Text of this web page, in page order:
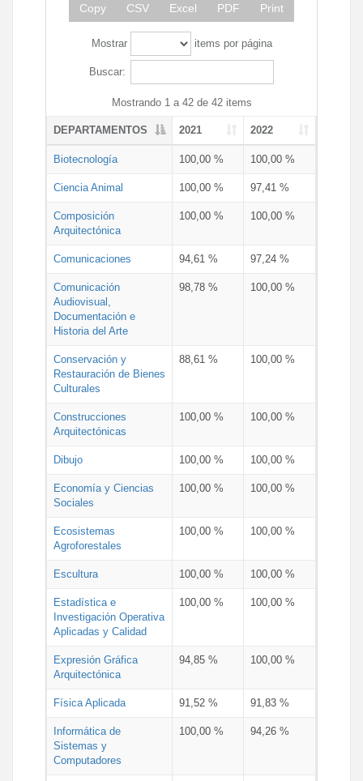
Copy CSV Excel PDF Print
Mostrar items por página
Buscar:
Mostrando 1 a 42 de 42 items
DEPARTAMENTOS 2021 2022
Biotecnología 100,00 % 100,00 %
Ciencia Animal 100,00 % 97,41 %
Composición
Arquitectónica
100,00 % 100,00 %
Comunicaciones 94,61 % 97,24 %
Comunicación
Audiovisual,
Documentación e
Historia del Arte
98,78 % 100,00 %
Conservación y
Restauración de Bienes
Culturales
88,61 % 100,00 %
Construcciones
Arquitectónicas
100,00 % 100,00 %
Dibujo 100,00 % 100,00 %
Economía y Ciencias
Sociales
100,00 % 100,00 %
Ecosistemas
Agroforestales
100,00 % 100,00 %
Escultura 100,00 % 100,00 %
Estadística e
Investigación Operativa
Aplicadas y Calidad
100,00 % 100,00 %
Expresión Gráfica
Arquitectónica
94,85 % 100,00 %
Física Aplicada 91,52 % 91,83 %
Informática de
Sistemas y
Computadores
100,00 % 94,26 %